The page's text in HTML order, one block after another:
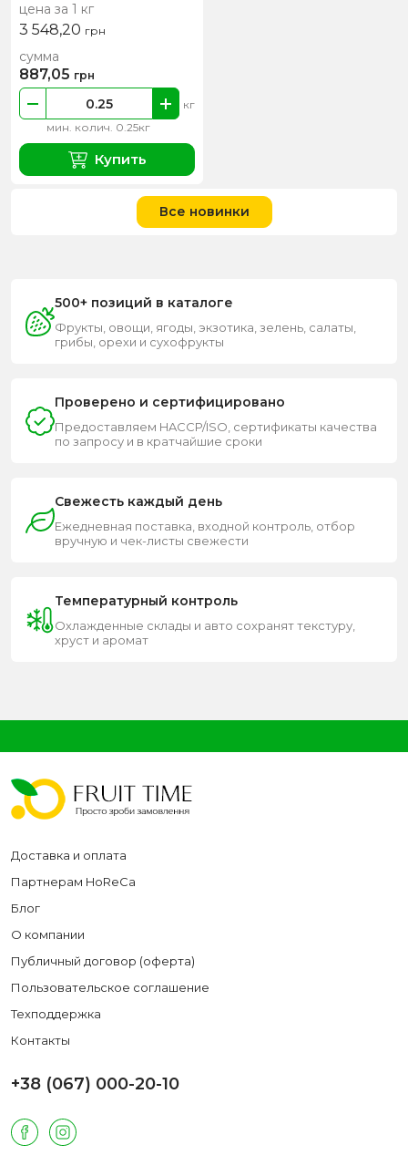
цена за 1 кг
3 548,20 грн
мин. колич. 0.25кг
кг
сумма
887,05 грн
Купить
Все новинки
500+ позиций в каталоге
Фрукты, овощи, ягоды, экзотика, зелень, салаты,
грибы, орехи и сухофрукты
Проверено и сертифицировано
Предоставляем HACCP/ISO, сертификаты качества
по запросу и в кратчайшие сроки
Свежесть каждый день
Ежедневная поставка, входной контроль, отбор
вручную и чек-листы свежести
Температурный контроль
Охлажденные склады и авто сохранят текстуру,
хруст и аромат
Доставка и оплата
Партнерам HoReCa
Блог
О компании
Публичный договор (оферта)
Пользовательское соглашение
Техподдержка
Контакты
+38 (067) 000-20-10